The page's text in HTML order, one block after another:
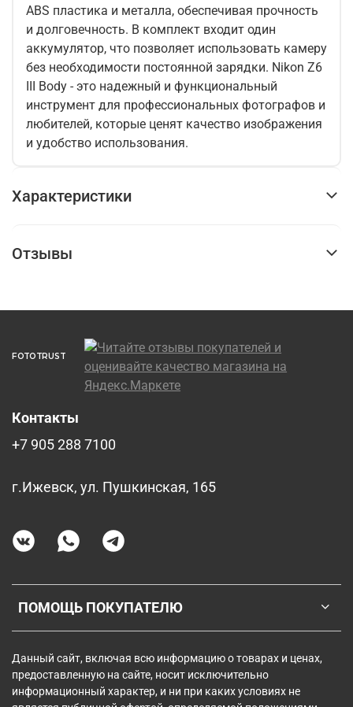
ABS пластика и металла, обеспечивая прочность
и долговечность. В комплект входит один
аккумулятор, что позволяет использовать камеру
без необходимости постоянной зарядки. Nikon Z6
III Body - это надежный и функциональный
инструмент для профессиональных фотографов и
любителей, которые ценят качество изображения
и удобство использования.
Характеристики
Отзывы
FOTOTRUST
ПОМОЩЬ ПОКУПАТЕЛЮ
Контакты
+7 905 288 7100
г.Ижевск, ул. Пушкинская, 165
Данный сайт, включая всю информацию о товарах и ценах,
предоставленную на сайте, носит исключительно
информационный характер, и ни при каких условиях не